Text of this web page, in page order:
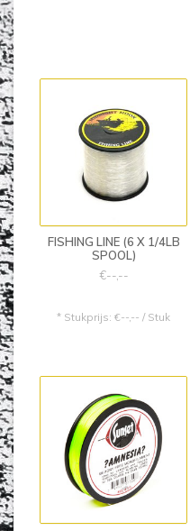
FISHING LINE (6 X 1/4LB
SPOOL)
€--,--
* Stukprijs: €--,-- / Stuk